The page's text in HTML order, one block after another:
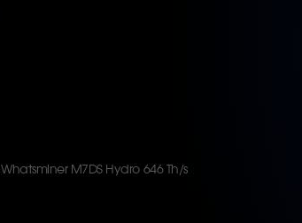
Whatsminer M7DS Hydro 646 Th/s